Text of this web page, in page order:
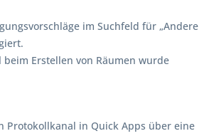
im Suchfeld für „Andere
beim Erstellen von Räumen wurde
Protokollkanal in Quick Apps über eine